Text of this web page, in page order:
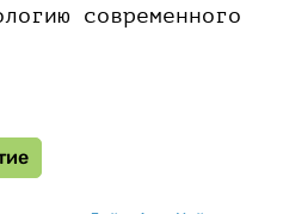
современного